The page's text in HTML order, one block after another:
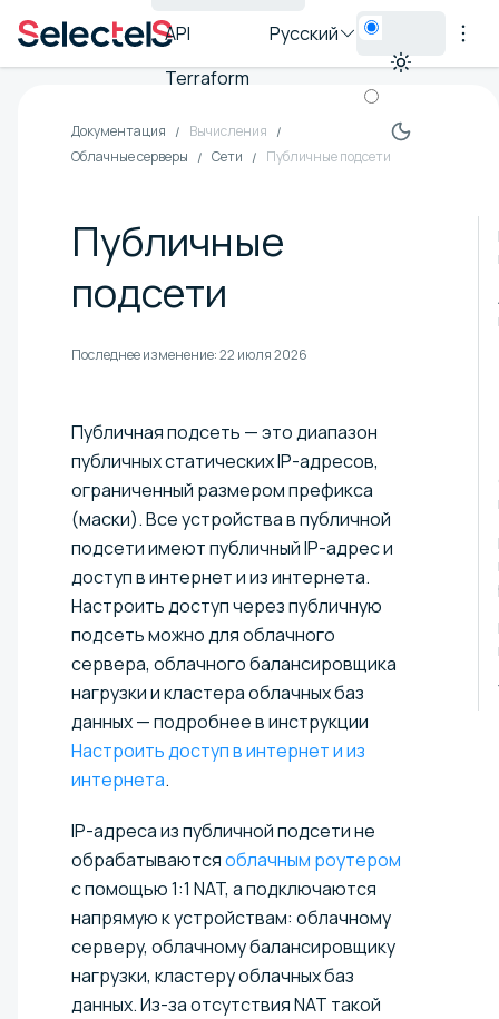
API
Terraform
Русский
Документация
Вычисления
Облачные серверы
Сети Публичные подсети
Публичные
подсети
Последнее изменение:22 июля 2026
Публичная подсеть — это диапазон
публичных статических IP-адресов,
ограниченный размером префикса
(маски). Все устройства в публичной
подсети имеют публичный IP-адрес и
доступ в интернет и из интернета.
Настроить доступ через публичную
подсеть можно для облачного
сервера, облачного балансировщика
нагрузки и кластера облачных баз
данных — подробнее в инструкции
Настроить доступ в интернет и из
интернета.
IP-адреса из публичной подсети не
обрабатываютсяоблачным роутером
с помощью 1:1 NAT, а подключаются
напрямую к устройствам: облачному
серверу, облачному балансировщику
нагрузки, кластеру облачных баз
данных. Из-за отсутствия NAT такой